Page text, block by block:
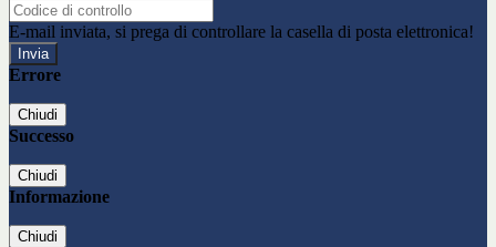
E-mail inviata, si prega di controllare la casella di posta elettronica!
Errore
Chiudi
Successo
Chiudi
Informazione
Chiudi